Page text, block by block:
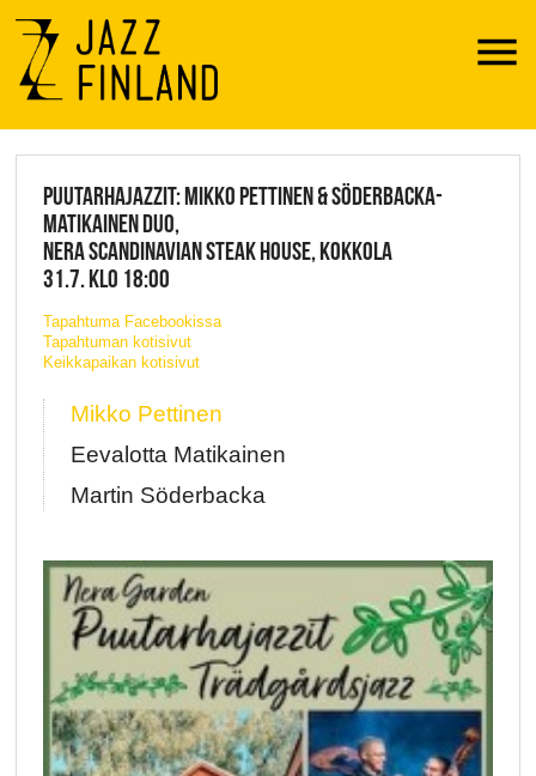
Menu
JAZZ FINLAND LIVE
PUUTARHAJAZZIT: MIKKO PETTINEN & SÖDERBACKA-
MATIKAINEN DUO,
NERA SCANDINAVIAN STEAK HOUSE, KOKKOLA
31.7. KLO 18:00
Tapahtuma Facebookissa
Tapahtuman kotisivut
Keikkapaikan kotisivut
Mikko Pettinen
Eevalotta Matikainen
Martin Söderbacka